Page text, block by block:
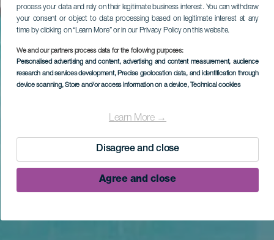
process your data and rely on their legitimate business interest. You can withdraw
your consent or object to data processing based on legitimate interest at any
time by clicking on “Learn More” or in our Privacy Policy on this website.
We and our partners process data for the following purposes:
Personalised advertising and content, advertising and content measurement, audience
research and services development, Precise geolocation data, and identification through
device scanning, Store and/or access information on a device, Technical cookies
Learn More →
Disagree and close
Agree and close